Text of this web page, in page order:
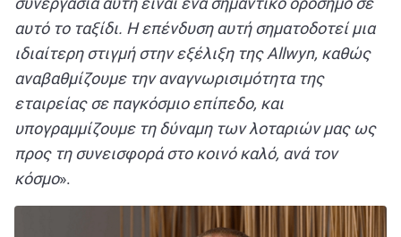
αυτό το ταξίδι. Η επένδυση αυτή σηματοδοτεί μια
ιδιαίτερη στιγμή στην εξέλιξη της Allwyn, καθώς
αναβαθμίζουμε την αναγνωρισιμότητα της
εταιρείας σε παγκόσμιο επίπεδο, και
υπογραμμίζουμε τη δύναμη των λοταριών μας ως
προς τη συνεισφορά στο κοινό καλό, ανά τον
κόσμο».